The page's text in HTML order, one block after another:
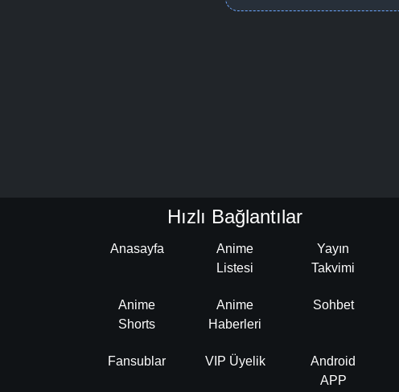
Hızlı Bağlantılar
Anasayfa
Anime
Listesi
Yayın
Takvimi
Anime
Shorts
Anime
Haberleri
Sohbet
Fansublar VIP Üyelik
Android
APP